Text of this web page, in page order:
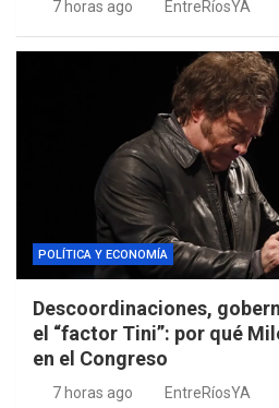
7 horas ago EntreRíosYA
POLÍTICA Y ECONOMÍA
Descoordinaciones,
el “factor Tini”: por qué
en el Congreso
7 horas ago EntreRíosYA